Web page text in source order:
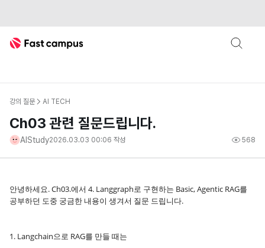
Fast Campus
강의 질문 AI TECH
Ch03 관련 질문드립니다.
AIStudy2026.03.03 00:06 작성 568
안녕하세요. Ch03.에서 4. Langgraph로 구현하는 Basic, Agentic RAG를
공부하던 도중 궁금한 내용이 생겨서 질문 드립니다.
1. Langchain으로 RAG를 만들 때는